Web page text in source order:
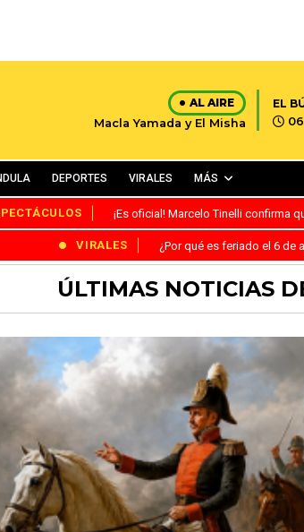
AL AIRE
Macla Yamada y El Misha
EL
DEPORTES VIRALES MÁS
¡Es oficial! Marcelo Tinelli confirma
VIRALES ¿Por qué es feriado el 6 de
ÚLTIMAS NOTICIAS